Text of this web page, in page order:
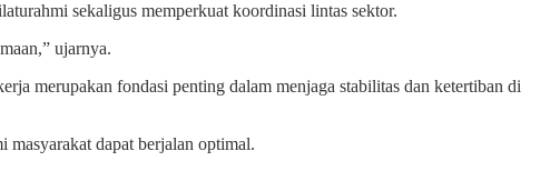
sekaligus memperkuat koordinasi lintas sektor.
ujarnya.
merupakan fondasi penting dalam menjaga stabilitas dan ketertiban di
masyarakat dapat berjalan optimal.